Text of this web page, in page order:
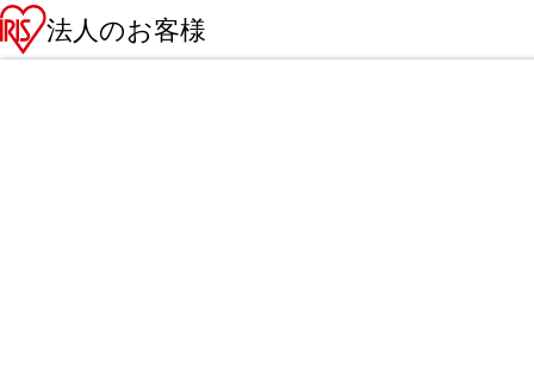
法人のお客様